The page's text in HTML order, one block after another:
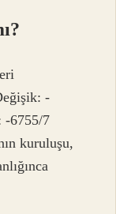
-
-6755/7
kuruluşu,